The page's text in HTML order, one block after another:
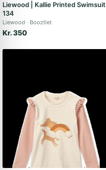
Liewood | Kallie Printed Swimsuit |
134
Liewood Booztlet
Kr. 350